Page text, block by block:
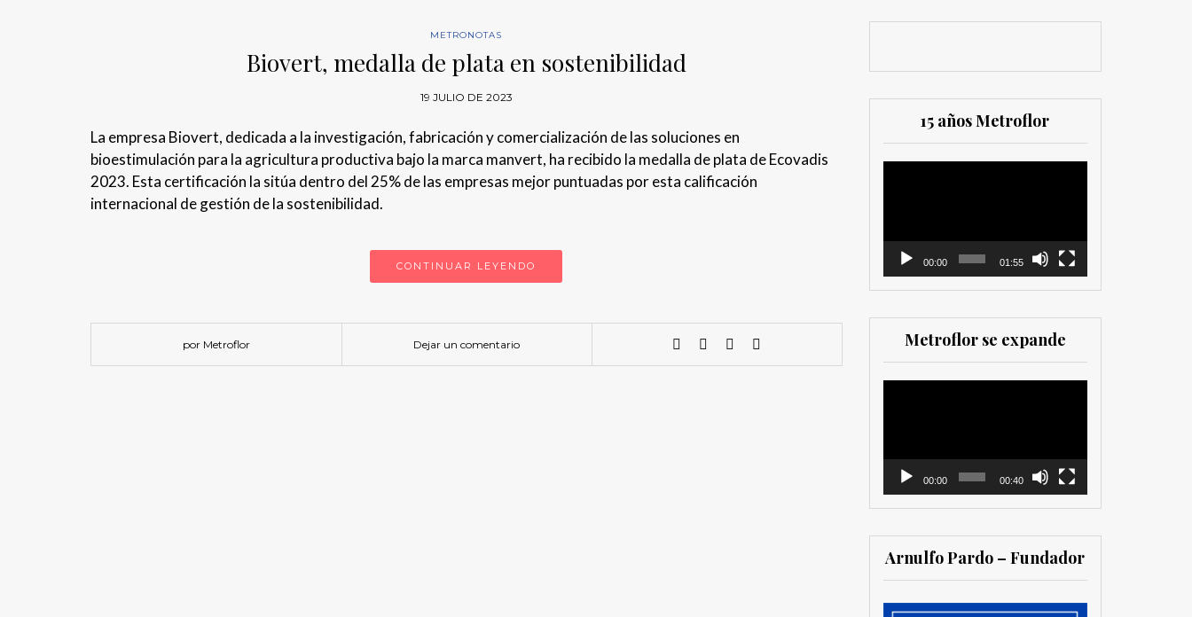
METRONOTAS
Biovert, medalla de plata en sostenibilidad
19 JULIO DE 2023
La empresa Biovert, dedicada a la investigación, fabricación y comercialización de las soluciones en
bioestimulación para la agricultura productiva bajo la marca manvert, ha recibido la medalla de plata de Ecovadis
2023. Esta certificación la sitúa dentro del 25% de las empresas mejor puntuadas por esta calificación
internacional de gestión de la sostenibilidad.
CONTINUAR LEYENDO
por Metroflor Dejar un comentario
15 años Metroflor
00:00 01:55
Metroflor se expande
00:00 00:40
Arnulfo Pardo – Fundador